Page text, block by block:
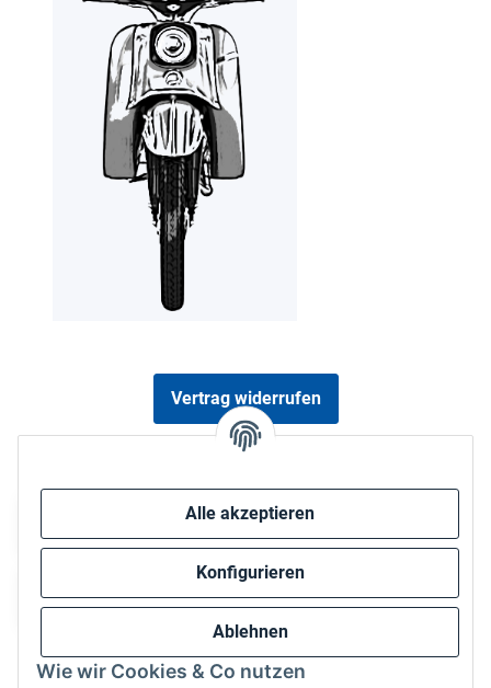
Alle akzeptieren
Konfigurieren
Ablehnen
Wie wir Cookies & Co nutzen
Vertrag widerrufen
Wir versenden via: